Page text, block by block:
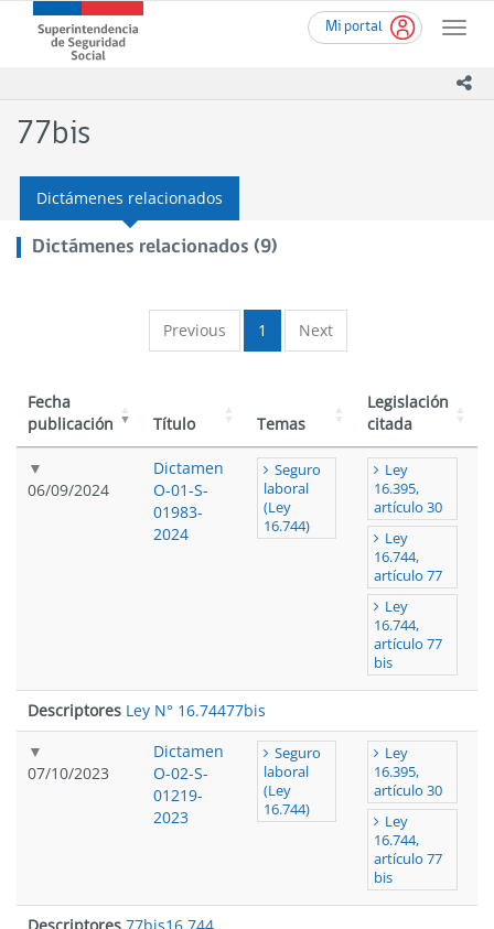
contenido
Mi portal
Toggle
Superintendencia
de
(SUSESO)
-
de
Chile
77bis
Dictámenes relacionados
Dictámenes relacionados (9)
Previous 1 Next
Fecha
publicación
Título Temas
Legislación
citada
06/09/2024
Dictamen
O-01-S-
01983-
2024
Seguro
laboral
(Ley
16.744)
Ley
16.395,
artículo 30
Ley
16.744,
artículo 77
Ley
16.744,
artículo 77
bis
Descriptores Ley N° 16.74477bis
07/10/2023
Dictamen
O-02-S-
01219-
2023
Seguro
laboral
(Ley
16.744)
Ley
16.395,
artículo 30
Ley
16.744,
artículo 77
bis
Descriptores 77bis16.744